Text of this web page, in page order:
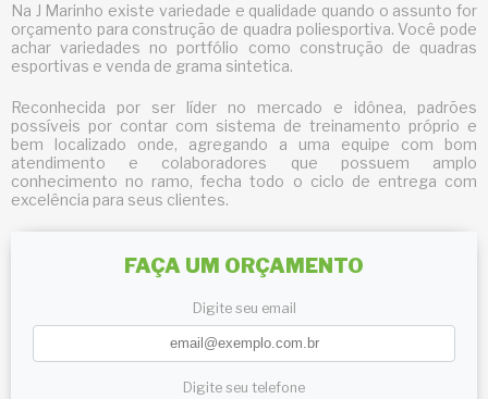
Na J Marinho existe variedade e qualidade quando o assunto for
orçamento para construção de quadra poliesportiva. Você pode
achar variedades no portfólio como construção de quadras
esportivas e venda de grama sintetica.
Reconhecida por ser líder no mercado e idônea, padrões
possíveis por contar com sistema de treinamento próprio e
bem localizado onde, agregando a uma equipe com bom
atendimento e colaboradores que possuem amplo
conhecimento no ramo, fecha todo o ciclo de entrega com
excelência para seus clientes.
FAÇA UM ORÇAMENTO
Digite seu email
Digite seu telefone